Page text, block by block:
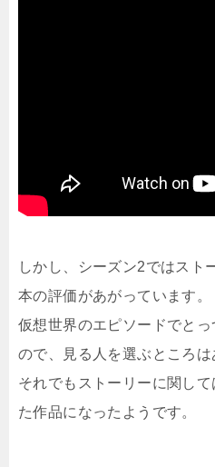
しかし、シーズン2ではスト
本の評価があがっています。
仮想世界のエピソードでと
ので、見る人を選ぶところは
それでもストーリーに関し
た作品になったようです。